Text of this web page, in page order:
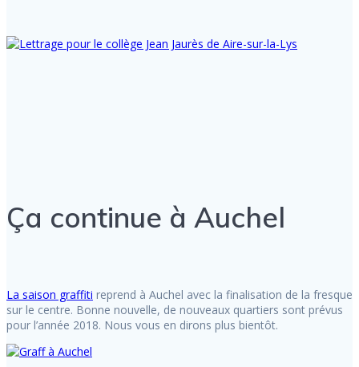
Ça continue à Auchel
La saison graffiti reprend à Auchel avec la finalisation de la fresque
sur le centre. Bonne nouvelle, de nouveaux quartiers sont prévus
pour l’année 2018. Nous vous en dirons plus bientôt.